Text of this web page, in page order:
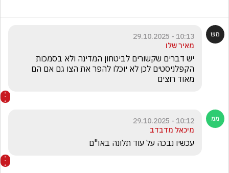
10:13 - 29.10.2025
מאיר שלו
מאוד רוצים
10:12 - 29.10.2025
מיכאל מדבדב
עכשיו נבכה על עוד תלונה באו"ם